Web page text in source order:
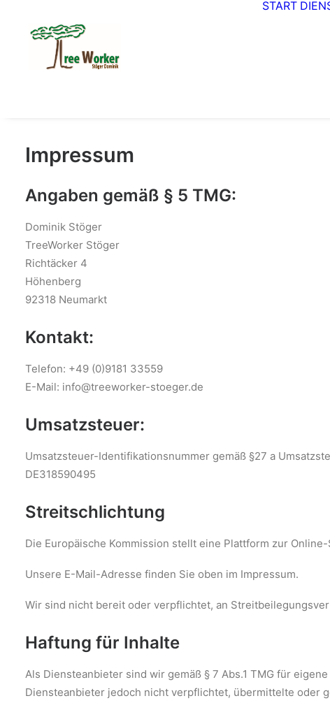
START
Impressum
Angaben gemäß § 5 TMG:
Dominik Stöger
TreeWorker Stöger
Richtäcker 4
Höhenberg
92318 Neumarkt
Kontakt:
Telefon: +49 (0)9181 33559
E-Mail: info@treeworker-stoeger.de
Umsatzsteuer:
Umsatzsteuer-Identifikationsnummer gemäß §27 a
DE318590495
Streitschlichtung
Die Europäische Kommission stellt eine Plattform zur
Unsere E-Mail-Adresse finden Sie oben im Impressum.
Wir sind nicht bereit oder verpflichtet, an
Haftung für Inhalte
Als Diensteanbieter sind wir gemäß § 7 Abs.1 TMG für
Diensteanbieter jedoch nicht verpflichtet, übermittelte oder